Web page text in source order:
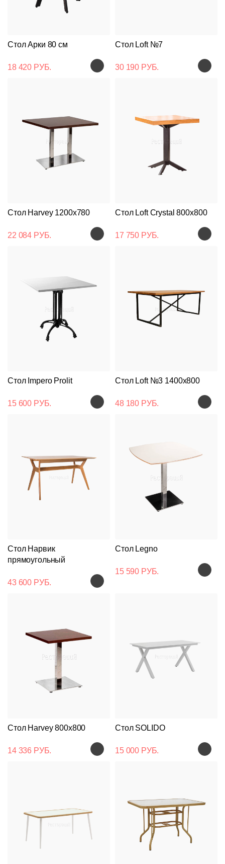
Стол Арки 80 см
18 420 РУБ.
Стол Loft №7
30 190 РУБ.
Стол Harvey 1200x780
22 084 РУБ.
Стол Loft Crystal 800x800
17 750 РУБ.
Стол Impero Prolit
15 600 РУБ.
Стол Loft №3 1400x800
48 180 РУБ.
Стол Нарвик
прямоугольный
43 600 РУБ.
Стол Legno
15 590 РУБ.
Стол Harvey 800x800
14 336 РУБ.
Стол SOLIDO
15 000 РУБ.